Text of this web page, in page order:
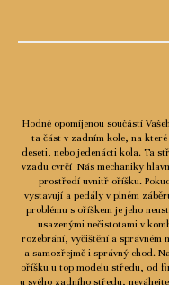
Hodně opomíjenou součástí
ta část v zadním kole, na
deseti, nebo jedenácti kola. Ta
vzadu cvrčí Nás mechaniky
prostředí uvnitř oříšku.
vystavují a pedály v plném
problému s oříškem je jeho
usazenými nečistotami v
rozebrání, vyčištění a správném
a samozřejmě i správný chod.
oříšku u top modelu středu, od
u svého zadního středu,